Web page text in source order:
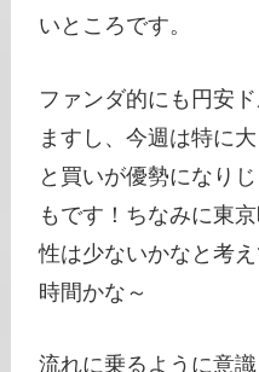
いところです。
ファンダ的にも円安
ますし、今週は特に
と買いが優勢になり
もです！ちなみに東
性は少ないかなと考
時間かな～
流れに乗るように意